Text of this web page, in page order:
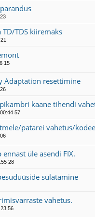
TD/TDS kiiremaks
15
Adaptation resettimine
kaane tihendi
57
patarei vahetus/
üle asendi FIX.
28
sulatamine
vahetus.
56